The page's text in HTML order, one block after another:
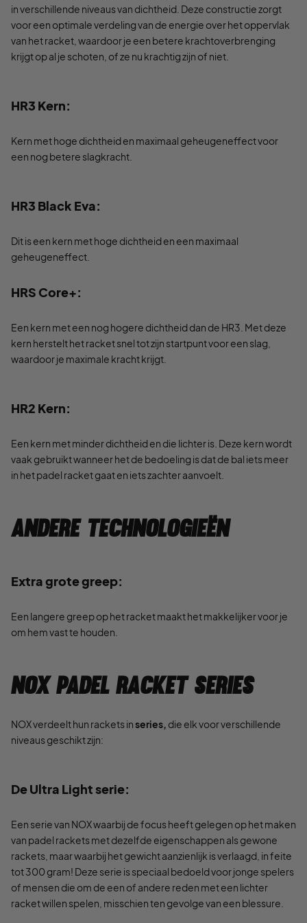
in verschillende niveaus van dichtheid. Deze constructie zorgt
voor een optimale verdeling van de energie over het oppervlak
van het racket, waardoor je een betere krachtoverbrenging
krijgt op al je schoten, of ze nu krachtig zijn of niet.
HR3 Kern:
Kern met hoge dichtheid en maximaal geheugeneffect voor
een nog betere slagkracht.
HR3 Black Eva:
Dit is een kern met hoge dichtheid en een maximaal
geheugeneffect.
HRS Core+:
Een kern met een nog hogere dichtheid dan de HR3. Met deze
kern herstelt het racket snel tot zijn startpunt voor een slag,
waardoor je maximale kracht krijgt.
HR2 Kern:
Een kern met minder dichtheid en die lichter is. Deze kern wordt
vaak gebruikt wanneer het de bedoeling is dat de bal iets meer
in het padel racket gaat en iets zachter aanvoelt.
Andere technologieën
Extra grote greep:
Een langere greep op het racket maakt het makkelijker voor je
om hem vast te houden.
NOX padel racket series
NOX verdeelt hun rackets inseries, die elk voor verschillende
niveaus geschikt zijn:
De Ultra Light serie:
Een serie van NOX waarbij de focus heeft gelegen op het maken
van padel rackets met dezelfde eigenschappen als gewone
rackets, maar waarbij het gewicht aanzienlijk is verlaagd, in feite
tot 300 gram! Deze serie is speciaal bedoeld voor jonge spelers
of mensen die om de een of andere reden met een lichter
racket willen spelen, misschien ten gevolge van een blessure.